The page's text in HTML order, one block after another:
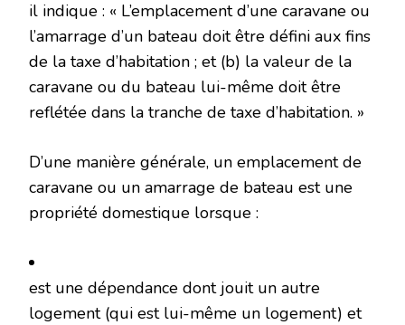
il indique : « L’emplacement d’une caravane ou
l’amarrage d’un bateau doit être défini aux fins
de la taxe d’habitation ; et (b) la valeur de la
caravane ou du bateau lui-même doit être
reflétée dans la tranche de taxe d’habitation. »
D’une manière générale, un emplacement de
caravane ou un amarrage de bateau est une
propriété domestique lorsque :
est une dépendance dont jouit un autre
logement (qui est lui-même un logement) et